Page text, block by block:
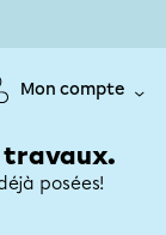
Mon compte
travaux.
posées!